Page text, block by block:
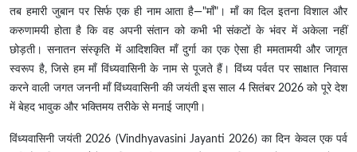
तब हमारी जुबान पर सिर्फ एक ही नाम आता है—"माँ"। माँ का दिल इतना विशाल और
करुणामयी होता है कि वह अपनी संतान को कभी भी संकटों के भंवर में अकेला नहीं
छोड़ती। सनातन संस्कृति में आदिशक्ति माँ दुर्गा का एक ऐसा ही ममतामयी और जागृत
स्वरूप है, जिसे हम माँ विंध्यवासिनी के नाम से पूजते हैं। विंध्य पर्वत पर साक्षात निवास
करने वाली जगत जननी माँ विंध्यवासिनी की जयंती इस साल 4 सितंबर 2026 को पूरे देश
में बेहद भावुक और भक्तिमय तरीके से मनाई जाएगी।
विंध्यवासिनी जयंती 2026 (Vindhyavasini Jayanti 2026) का दिन केवल एक पर्व